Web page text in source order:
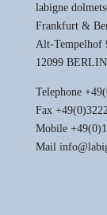
labigne
Frankfurt &
Alt-Tempelhof
12099
Telephone
Fax
Mobile
Mail